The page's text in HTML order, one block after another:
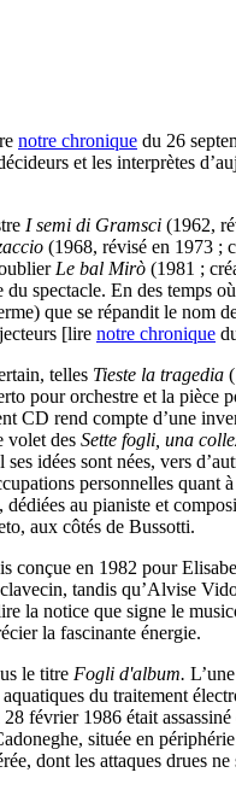
notre chronique du 26
et les interprètes
I semi di Gramsci (1962,
(1968, révisé en 1973 ;
Le bal Mirò (1981 ;
spectacle. En des temps
que se répandit le nom
[lire notre chronique
telles Tieste la tragedia
pour orchestre et la
CD rend compte d’une
volet des Sette fogli, una
idées sont nées, vers
personnelles quant
au pianiste et
aux côtés de Bussotti.
conçue en 1982 pour
tandis qu’Alvise
la notice que signe le
la fascinante énergie.
le titre Fogli d'album.
du traitement
février 1986 était
située en
dont les attaques drues ne